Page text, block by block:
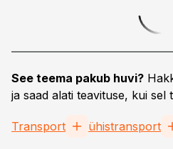
See teema pakub huvi?
ja saad alati teavituse, kui sel
Transport ühistransport